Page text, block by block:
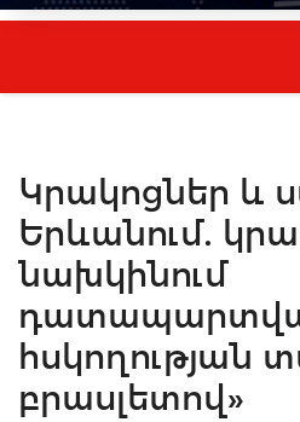
Կրակոցներ և
Երևանում.
նախկինում
հսկողության
բրասլետով»